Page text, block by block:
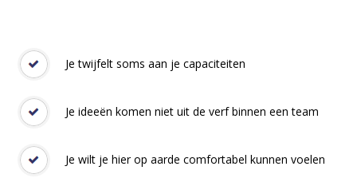
Business Universiteit Nyenrode
intercompany networking
bedrijven en organisaties
Je twijfelt soms aan je capaciteiten
Je ideeën komen niet uit de verf binnen een team
Je wilt je hier op aarde comfortabel kunnen voelen